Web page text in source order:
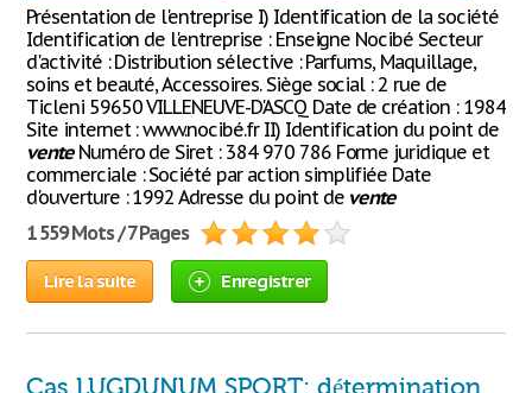
Présentation de l'entreprise I) Identification de la société
Identification de l'entreprise : Enseigne Nocibé Secteur
d'activité : Distribution sélective : Parfums, Maquillage,
soins et beauté, Accessoires. Siège social : 2 rue de
Ticleni 59650 VILLENEUVE-D'ASCQ Date de création : 1984
Site internet : www.nocibé.fr II) Identification du point de
venteNuméro de Siret : 384 970 786 Forme juridique et
commerciale : Société par action simplifiée Date
d'ouverture : 1992 Adresse du point de vente
1 559 Mots / 7 Pages
Lire la suite Enregistrer
Cas LUGDUNUM SPORT: détermination